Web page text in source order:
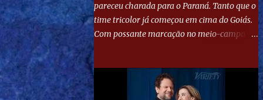
pareceu charada para o Paraná. Tanto que o
time tricolor já começou em cima do Goiás.
Com possante marcação no meio-campo e
direita, invadiu a área e bateu cruzado no
canto, sem chance para Harlei. Tal qual o